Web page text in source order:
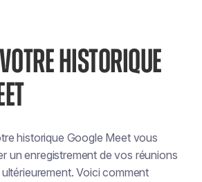
HISTORIQUE
historique Google Meet vous
un enregistrement de vos réunions
Voici comment